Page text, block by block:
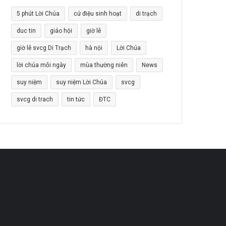
5 phút Lời Chúa cử điệu sinh hoạt di trạch
duc tin giáo hội giờ lễ
giờ lễ svcg Di Trạch hà nội Lời Chúa
lời chúa mỗi ngày mùa thường niên News
suy niệm suy niệm Lời Chúa svcg
svcg di trach tin tức ĐTC